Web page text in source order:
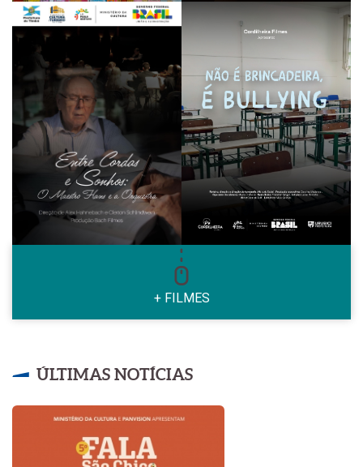
+ FILMES
ÚLTIMAS NOTÍCIAS